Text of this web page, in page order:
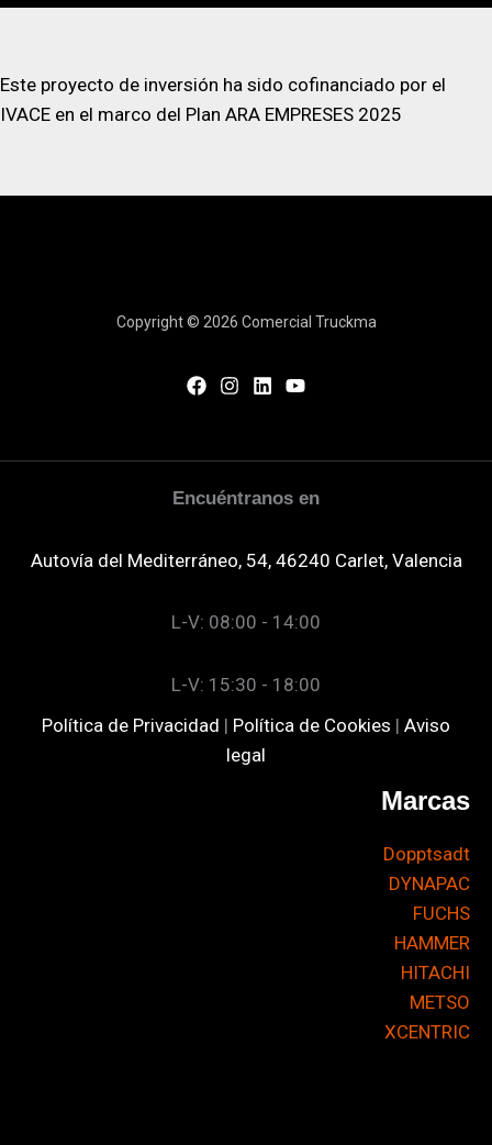
Este proyecto de inversión ha sido cofinanciado por el
IVACE en el marco del Plan ARA EMPRESES 2025
Copyright © 2026 Comercial Truckma
Encuéntranos en
Autovía del Mediterráneo, 54, 46240 Carlet, Valencia
L-V: 08:00 - 14:00
L-V: 15:30 - 18:00
Política de Privacidad | Política de Cookies | Aviso
legal
Marcas
Dopptsadt
DYNAPAC
FUCHS
HAMMER
HITACHI
METSO
XCENTRIC